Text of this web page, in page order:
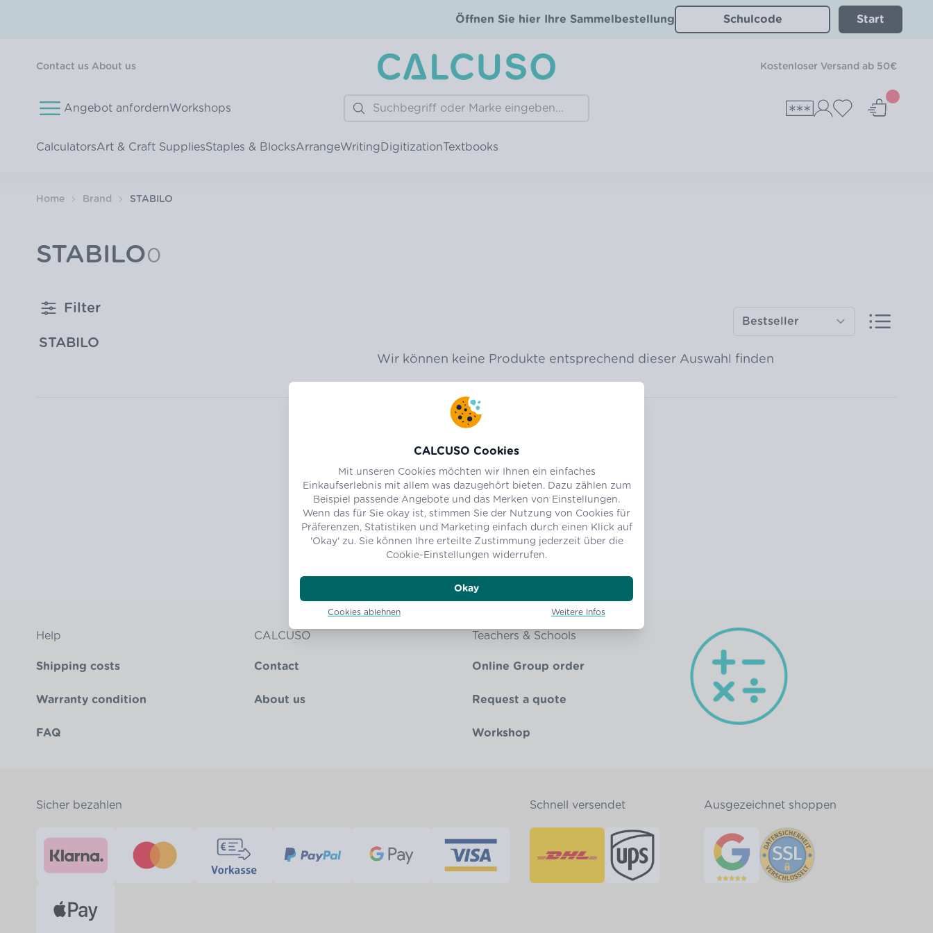
Öffnen Sie hier Ihre Sammelbestellung Start
Contact us About us Kostenloser Versand ab 50€
Angebot anfordernWorkshops
Search
CalculatorsArt & Craft SuppliesStaples & BlocksArrangeWriting Digitization Textbooks
Home Brand STABILO
STABILO0
Filter
STABILO
Wir können keine Produkte entsprechend dieser Auswahl finden
Help
Shipping costs
Warranty condition
FAQ
CALCUSO
Contact
About us
Teachers & Schools
Online Group order
Request a quote
Workshop
Sicher bezahlen Schnell versendet Ausgezeichnet shoppen
CALCUSO Cookies
Mit unseren Cookies möchten wir Ihnen ein einfaches
Einkaufserlebnis mit allem was dazugehört bieten. Dazu zählen zum
Beispiel passende Angebote und das Merken von Einstellungen.
Wenn das für Sie okay ist, stimmen Sie der Nutzung von Cookies für
Präferenzen, Statistiken und Marketing einfach durch einen Klick auf
'Okay' zu. Sie können Ihre erteilte Zustimmung jederzeit über die
Cookie-Einstellungen widerrufen.
Okay
Cookies ablehnen Weitere Infos